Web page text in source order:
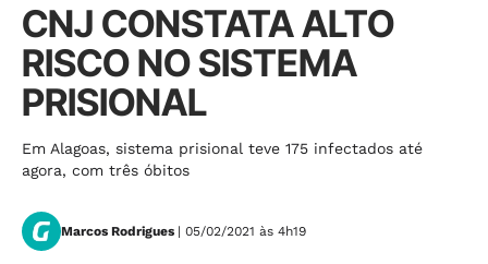
CNJ CONSTATA ALTO
RISCO NO SISTEMA
PRISIONAL
Em Alagoas, sistema prisional teve 175 infectados até
agora, com três óbitos
Marcos Rodrigues | 05/02/2021 às 4h19